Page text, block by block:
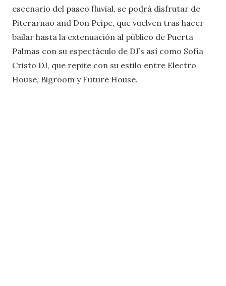
escenario del paseo fluvial, se podrá disfrutar de
Piterarnao and Don Peipe, que vuelven tras hacer
bailar hasta la extenuación al público de Puerta
Palmas con su espectáculo de DJ’s así como Sofía
Cristo DJ, que repite con su estilo entre Electro
House, Bigroom y Future House.